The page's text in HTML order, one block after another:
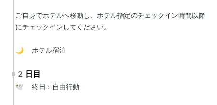
ご自身でホテルへ移動し、ホテル指定のチェックイン時間以降
にチェックインしてください。
🌙 ホテル宿泊
2日目
🕊 終日：自由行動